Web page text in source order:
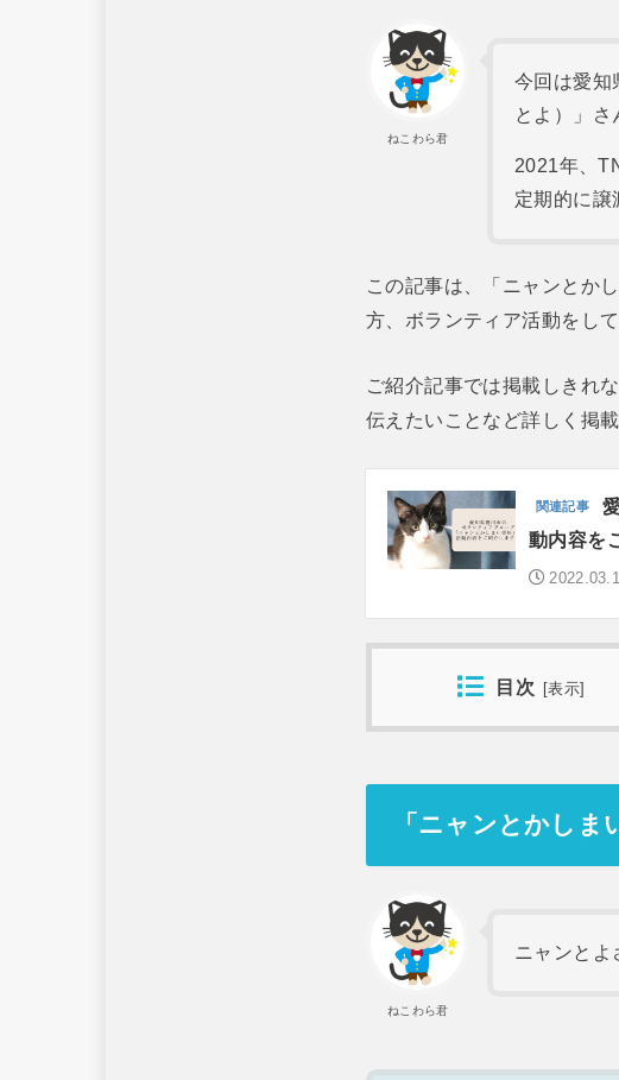
ねこわら君
今回は愛知
とよ）」さ
2021年、
定期的に譲
この記事は、「ニャンとか
方、ボランティア活動をし
ご紹介記事では掲載しきれ
伝えたいことなど詳しく掲
動内容を
目次 [表示
「ニャンとかしま
ねこわら君
ニャンとよ